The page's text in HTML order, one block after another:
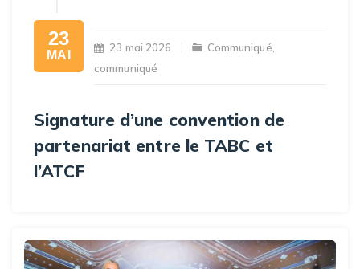
23
MAI
23 mai 2026 Communiqué,
communiqué
Signature d’une convention de
partenariat entre le TABC et
l’ATCF